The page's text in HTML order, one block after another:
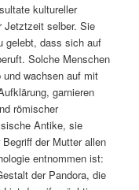
kultureller
Jetztzeit selber. Sie
gelebt, dass sich auf
Solche Menschen
wachsen auf mit
garnieren
römischer
Antike, sie
der Mutter allen
entnommen ist:
der Pandora, die